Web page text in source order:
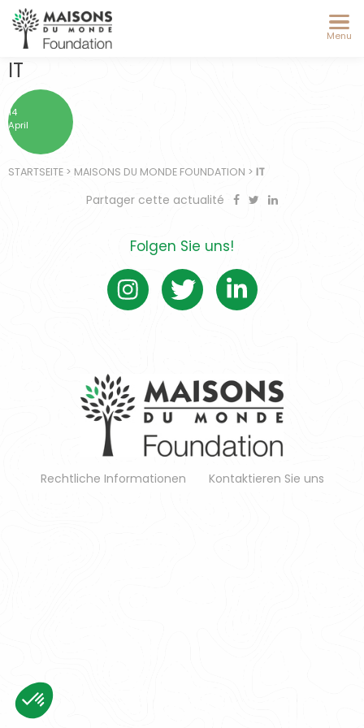
Menu
IT
14
April
STARTSEITE > MAISONS DU MONDE FOUNDATION > IT
Partager cette actualité
Folgen Sie uns!
Kontaktieren Sie uns
Rechtliche Informationen